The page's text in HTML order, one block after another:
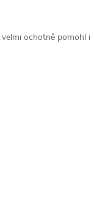
ochotně pomohl i